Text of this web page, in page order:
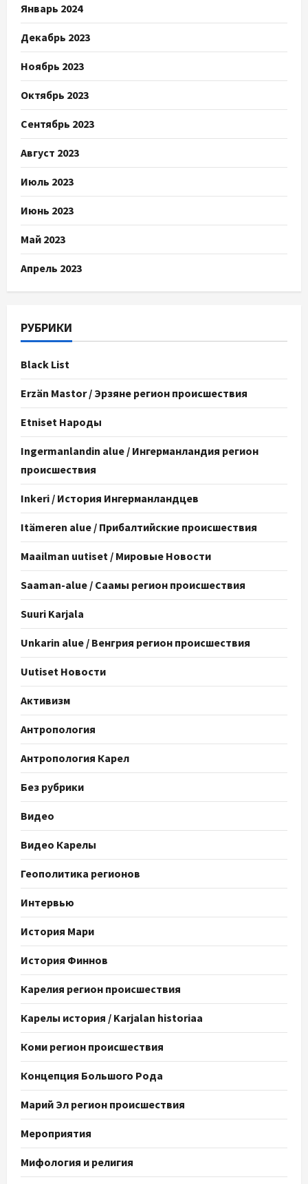
Январь 2024
Декабрь 2023
Ноябрь 2023
Октябрь 2023
Сентябрь 2023
Август 2023
Июль 2023
Июнь 2023
Май 2023
Апрель 2023
РУБРИКИ
Black List
Erzän Mastor / Эрзяне регион происшествия
Etniset Народы
Ingermanlandin alue / Ингерманландия регион
происшествия
Inkeri / История Ингерманландцев
Itämeren alue / Прибалтийские происшествия
Maailman uutiset / Мировые Новости
Saaman-alue / Саамы регион происшествия
Suuri Karjala
Unkarin alue / Венгрия регион происшествия
Uutiset Новости
Активизм
Антропология
Антропология Карел
Без рубрики
Видео
Видео Карелы
Геополитика регионов
Интервью
История Мари
История Финнов
Карелия регион происшествия
Карелы история / Karjalan historiaa
Коми регион происшествия
Концепция Большого Рода
Марий Эл регион происшествия
Мероприятия
Мифология и религия